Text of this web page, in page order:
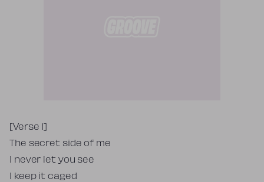
Tekst piosenki
[Verse 1]
The secret side of me
I never let you see
I keep it caged